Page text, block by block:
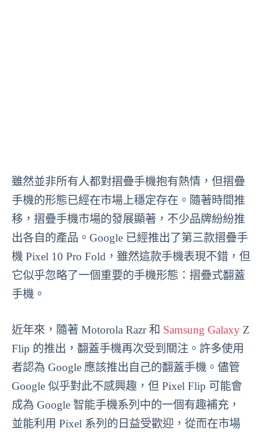
雖然並非所有人都對摺疊手機抱有熱情，但摺疊
手機的形態已經在市場上穩定存在。隨著時間推
移，摺疊手機市場的發展顯著，不少品牌紛紛推
出各自的產品。Google 已經推出了第三款摺疊手
機 Pixel 10 Pro Fold，雖然這款手機表現不錯，但
它似乎忽略了一個重要的手機形態：摺疊式翻蓋
手機。
近年來，隨著 Motorola Razr 和 Samsung Galaxy Z
Flip 的推出，翻蓋手機再次受到關注。許多使用
者認為 Google 應該推出自己的翻蓋手機。儘管
Google 似乎對此不感興趣，但 Pixel Flip 可能會
成為 Google 智能手機系列中的一個有趣補充，
並能利用 Pixel 系列的日益受歡迎，從而在市場